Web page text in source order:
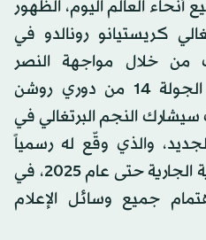
العالم اليوم، الظهور
كريستيانو رونالدو في
من خلال مواجهة النصر
والاتفاق، ضمن منافسات الجولة 14 من دوري روشن
النجم البرتغالي في
والذي وقّع له رسمياً
خلال فترة الانتقالات الشتوية الجارية حتى عام 2025، في
جميع وسائل الإعلام